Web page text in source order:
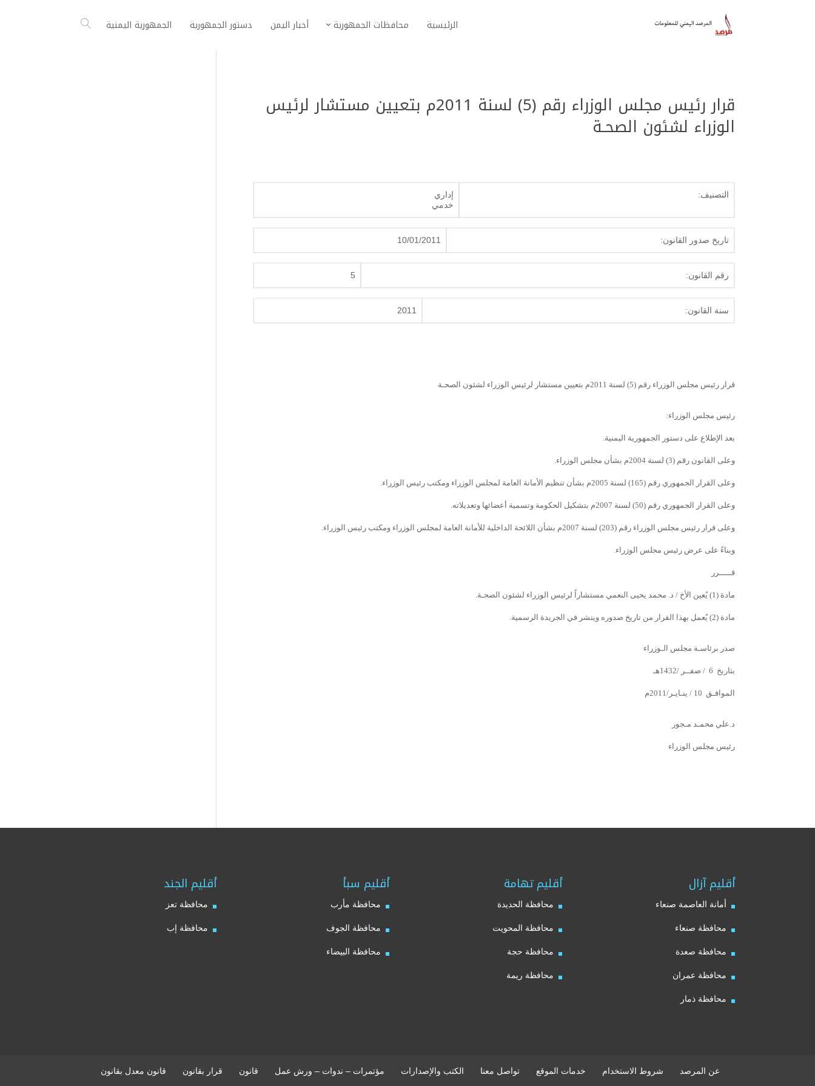
الرئيسية محافظات الجمهورية أخبار اليمن دستور الجمهورية الجمهورية اليمنية
قرار رئيس مجلس الوزراء رقم (5) لسنة 2011م بتعيين مستشار لرئيس
الوزراء لشئون الصحـة
التصنيف:
إداري
خدمي
تاريخ صدور القانون: 10/01/2011
رقم القانون: 5
سنة القانون: 2011
قرار رئيس مجلس الوزراء رقم (5) لسنة 2011م بتعيين مستشار لرئيس الوزراء لشئون الصحـة
رئيس مجلس الوزراء:
بعد الإطلاع على دستور الجمهورية اليمنية.
وعلى القانون رقم (3) لسنة 2004م بشأن مجلس الوزراء.
وعلى القرار الجمهوري رقم (165) لسنة 2005م بشأن تنظيم الأمانة العامة لمجلس الوزراء ومكتب رئيس الوزراء.
وعلى القرار الجمهوري رقم (50) لسنة 2007م بتشكيل الحكومة وتسمية أعضائها وتعديلاته.
وعلى قرار رئيس مجلس الوزراء رقم (203) لسنة 2007م بشأن اللائحة الداخلية للأمانة العامة لمجلس الوزراء ومكتب رئيس الوزراء.
وبناءً على عرض رئيس مجلس الوزراء.
قـــــرر
مادة (1) يُعين الأخ / د. محمد يحيى النعمي مستشاراً لرئيس الوزراء لشئون الصحـة.
مادة (2) يُعمل بهذا القرار من تاريخ صدوره وينشر في الجريدة الرسمية.
صدر برئاسـة مجلس الـوزراء
بتاريخ 6 / صفــر /1432هـ
الموافـق 10 / ينـايـر/2011م
د.علي محمـد مـجور
رئيس مجلس الوزراء
أقليم آزال
أمانة العاصمة صنعاء
محافظة صنعاء
محافظة صعدة
محافظة عمران
محافظة ذمار
أقليم تهامة
محافظة الحديدة
محافظة المحويت
محافظة حجة
محافظة ريمة
أقليم سبأ
محافظة مأرب
محافظة الجوف
محافظة البيضاء
أقليم الجند
محافظة تعز
محافظة إب
عن المرصد شروط الاستخدام خدمات الموقع تواصل معنا الكتب والإصدارات مؤتمرات – ندوات – ورش عمل قانون قرار بقانون قانون معدل بقانون